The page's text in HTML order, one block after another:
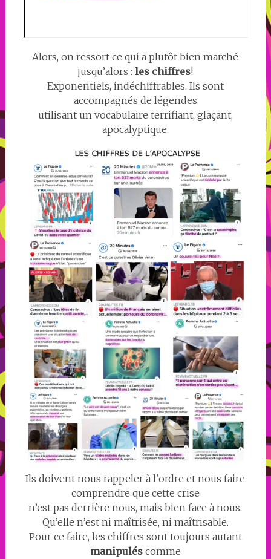
Alors, on ressort ce qui a plutôt bien marché
jusqu’alors : les chiffres!
Exponentiels, indéchiffrables. Ils sont
accompagnés de légendes
utilisant un vocabulaire terrifiant, glaçant,
apocalyptique.
Ils doivent nous rappeler à l’ordre et nous faire
comprendre que cette crise
n’est pas derrière nous, mais bien face à nous.
Qu’elle n’est ni maîtrisée, ni maîtrisable.
Pour ce faire, les chiffres sont toujours autant
manipuléscomme